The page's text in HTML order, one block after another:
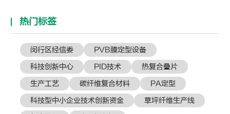
热门标签
闵行区经信委
PVB膜定型设备
科技创新中心
PID技术
热复合叠片
生产工艺
碳纤维复合材料
PA定型
科技型中小企业技术创新资金
草坪纤维生产线